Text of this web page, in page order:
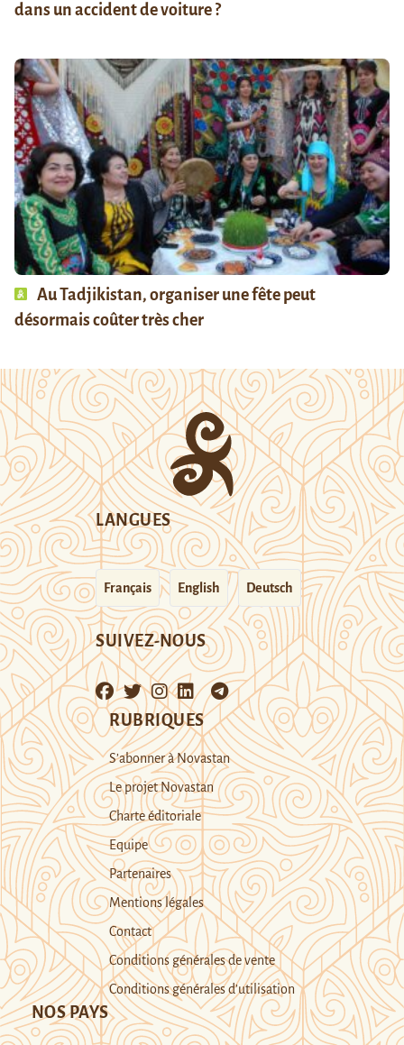
dans un accident de voiture ?
Au Tadjikistan, organiser une fête peut
désormais coûter très cher
LANGUES
Français English Deutsch
SUIVEZ-NOUS
RUBRIQUES
S’abonner à Novastan
Le projet Novastan
Charte éditoriale
Equipe
Partenaires
Mentions légales
Contact
Conditions générales de vente
Conditions générales d’utilisation
NOS PAYS